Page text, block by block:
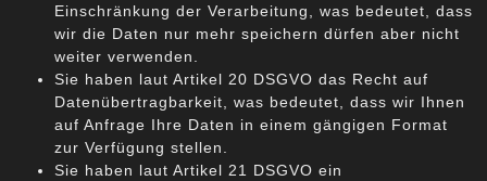
Einschränkung der Verarbeitung, was bedeutet, dass
wir die Daten nur mehr speichern dürfen aber nicht
weiter verwenden.
Sie haben laut Artikel 20 DSGVO das Recht auf
Datenübertragbarkeit, was bedeutet, dass wir Ihnen
auf Anfrage Ihre Daten in einem gängigen Format
zur Verfügung stellen.
Sie haben laut Artikel 21 DSGVO ein